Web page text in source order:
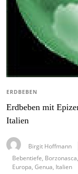
ERDBEBEN
Erdbeben mit
Italien
Birgit Hoffmann
Bebentiefe Borzonasca
Europa ,Genua Italien